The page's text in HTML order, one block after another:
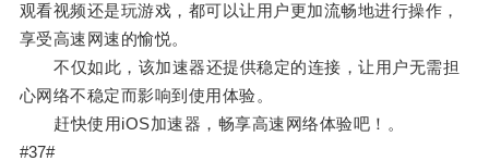
观看视频还是玩游戏，都可以让用户更加流畅地进行操作，
享受高速网速的愉悦。
不仅如此，该加速器还提供稳定的连接，让用户无需担
心网络不稳定而影响到使用体验。
赶快使用iOS加速器，畅享高速网络体验吧！。
#37#